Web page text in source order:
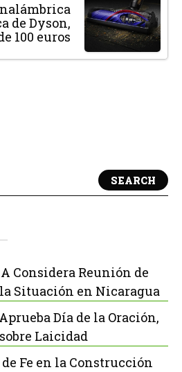
de Dyson,
100 euros
SEARCH
Considera Reunión de
Situación en Nicaragua
Día de la Oración,
Laicidad
Fe en la Construcción